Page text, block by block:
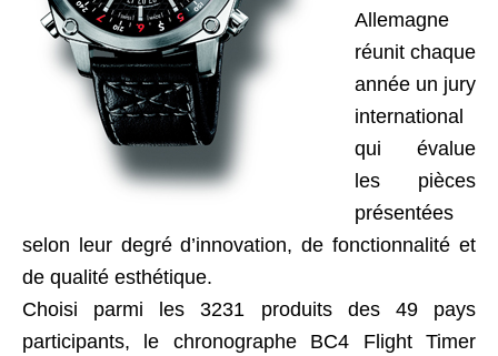
Allemagne
réunit chaque
année un jury
international
qui évalue
les pièces
présentées
selon leur degré d’innovation, de fonctionnalité et
de qualité esthétique.
Choisi parmi les 3231 produits des 49 pays
participants, le chronographe BC4 Flight Timer